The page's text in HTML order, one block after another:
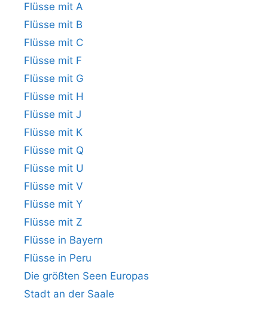
Flüsse mit A
Flüsse mit B
Flüsse mit C
Flüsse mit F
Flüsse mit G
Flüsse mit H
Flüsse mit J
Flüsse mit K
Flüsse mit Q
Flüsse mit U
Flüsse mit V
Flüsse mit Y
Flüsse mit Z
Flüsse in Bayern
Flüsse in Peru
Die größten Seen Europas
Stadt an der Saale